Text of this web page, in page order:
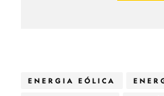
ENERGIA EÓLICA